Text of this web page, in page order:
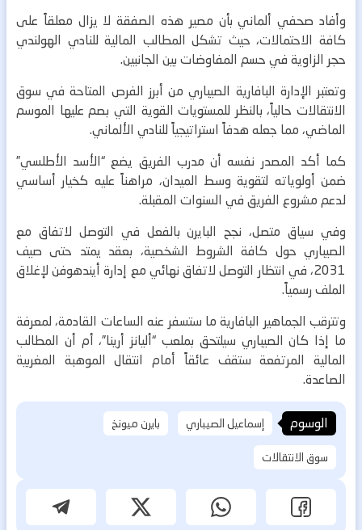
وأفاد صحفي ألماني بأن مصير هذه الصفقة لا يزال معلقاً على
كافة الاحتمالات، حيث تشكل المطالب المالية للنادي الهولندي
حجر الزاوية في حسم المفاوضات بين الجانبين.
وتعتبر الإدارة البافارية الصيباري من أبرز الفرص المتاحة في سوق
الانتقالات حالياً، بالنظر للمستويات القوية التي بصم عليها الموسم
الماضي، مما جعله هدفاً استراتيجياً للنادي الألماني.
كما أكد المصدر نفسه أن مدرب الفريق يضع “الأسد الأطلسي”
ضمن أولوياته لتقوية وسط الميدان، مراهناً عليه كخيار أساسي
لدعم مشروع الفريق في السنوات المقبلة.
وفي سياق متصل، نجح البايرن بالفعل في التوصل لاتفاق مع
الصيباري حول كافة الشروط الشخصية، بعقد يمتد حتى صيف
2031، في انتظار التوصل لاتفاق نهائي مع إدارة أيندهوفن لإغلاق
الملف رسمياً.
وتترقب الجماهير البافارية ما ستسفر عنه الساعات القادمة، لمعرفة
ما إذا كان الصيباري سيلتحق بملعب “أليانز أرينا”، أم أن المطالب
المالية المرتفعة ستقف عائقاً أمام انتقال الموهبة المغربية
الصاعدة.
الوسوم إسماعيل الصيباري
بايرن ميونخ
سوق الانتقالات